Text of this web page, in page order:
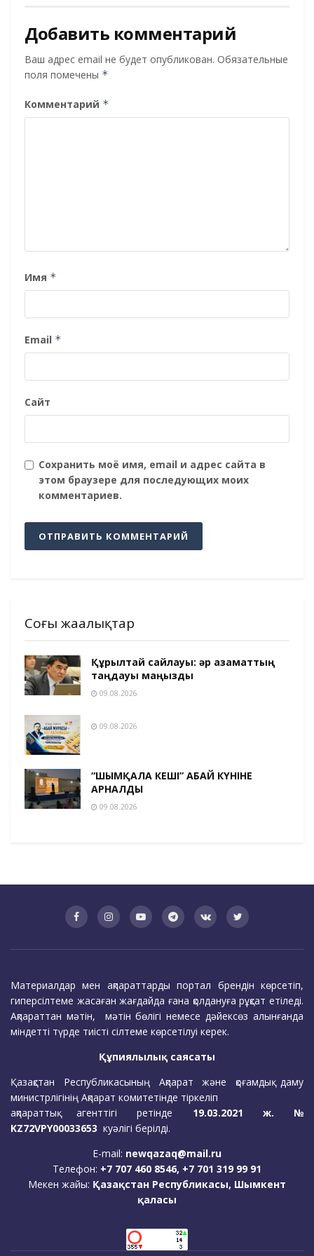
Добавить комментарий
Ваш адрес email не будет опубликован. Обязательные
поля помечены *
Комментарий *
Имя *
Email *
Сайт
Сохранить моё имя, email и адрес сайта в
этом браузере для последующих моих
комментариев.
Соңғы жаңалықтар
Құрылтай сайлауы: әр азаматтың
таңдауы маңызды
09.08.2026
09.08.2026
“ШЫМҚАЛА КЕШІ” АБАЙ КҮНІНЕ
АРНАЛДЫ
09.08.2026
Материалдар мен ақпараттарды портал брендін көрсетіп,
гиперсілтеме жасаған жағдайда ғана қолдануға рұқсат етіледі.
Ақпараттан мәтін, мәтін бөлігі немесе дәйексөз алынғанда
міндетті түрде тиісті сілтеме көрсетілуі керек.
Құпиялылық саясаты
Қазақстан Республикасының Ақпарат және қоғамдық даму
министрлігінің Ақпарат комитетінде тіркеліп
ақпараттық агенттігі ретінде 19.03.2021 ж. №
KZ72VPY00033653 куәлігі берілді.
E-mail: newqazaq@mail.ru
Телефон: +7 707 460 8546, +7 701 319 99 91
Мекен жайы: Қазақстан Республикасы, Шымкент
қаласы